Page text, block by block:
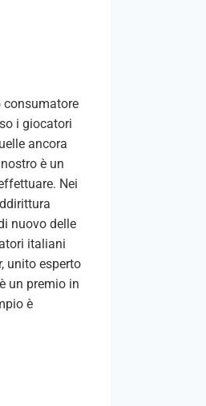
consumatore
i giocatori
ancora
è un
Nei
nuovo delle
italiani
unito esperto
un premio in
è